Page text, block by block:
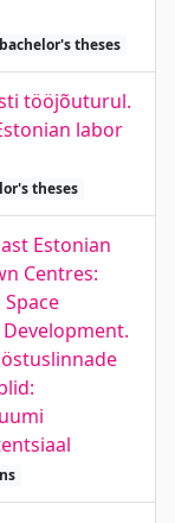
bachelor's theses
tööjõuturul.
labor
theses
Estonian
Centres: